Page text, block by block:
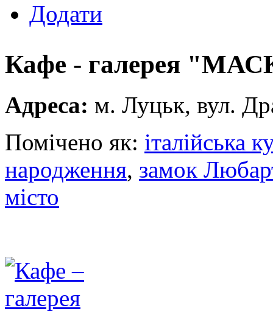
Додати
Кафе - галерея
Адреса: м. Луцьк, вул.
Помічено як: італійська
народження, замок
місто